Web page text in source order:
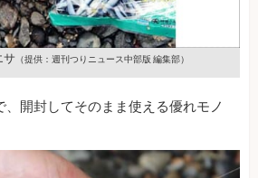
サ （提供：週刊つりニュース中部版 編集部）
、開封してそのまま使える優れモノ